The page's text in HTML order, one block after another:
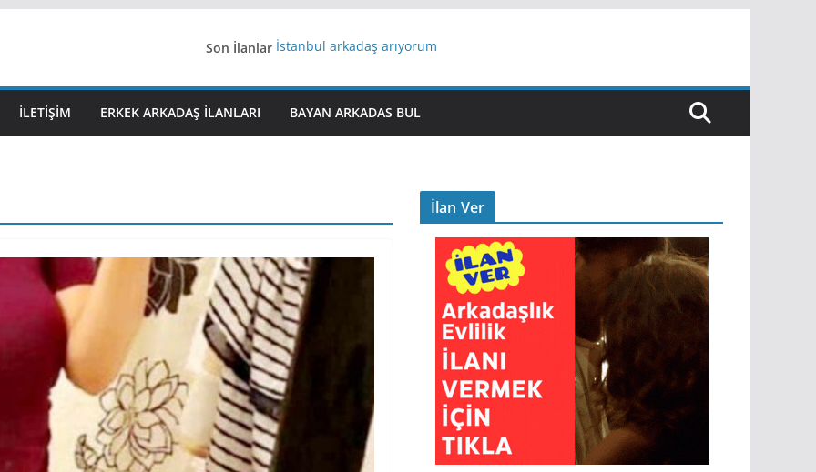
Son İlanlar İstanbul arkadaş arıyorum
Yeni Bir Aşk Lazım
iş arayanlara iş
İLETIŞIM ERKEK ARKADAŞ ILANLARI BAYAN ARKADAS BUL
İlan Ver